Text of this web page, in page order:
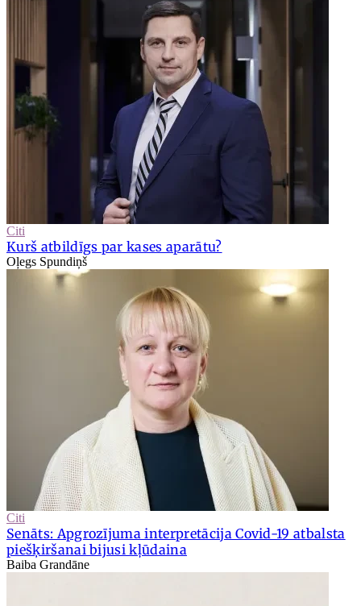
Citi
Kurš atbildīgs par kases aparātu?
Oļegs Spundiņš
Citi
Senāts: Apgrozījuma interpretācija Covid-19 atbalsta
piešķiršanai bijusi kļūdaina
Baiba Grandāne